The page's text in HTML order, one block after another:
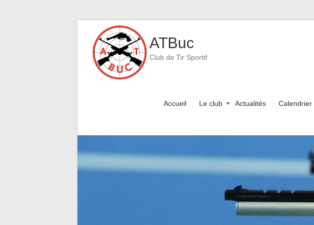
content
ATBuc
Club de Tir Sportif
Accueil Le club Actualités Calendrier